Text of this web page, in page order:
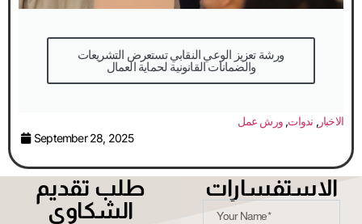
والضمانات القانونية لحماية العمال
الاخبار, ندوات,ورش عمل
September 28, 2025
طلب تقديم
الشكاوى
الاستفسارات